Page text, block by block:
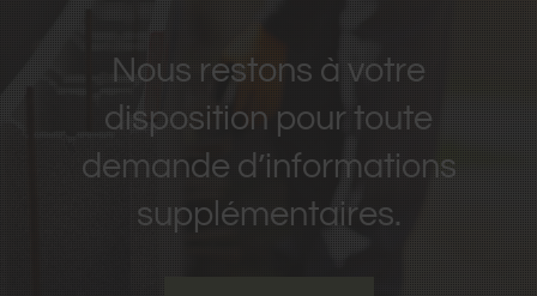
Nous restons à votre
disposition pour toute
demande d’informations
supplémentaires.